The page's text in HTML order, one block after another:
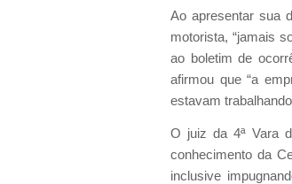
Ao apresentar sua
motorista, “jamais
ao boletim de
afirmou que “a
estavam
O juiz da 4ª Vara
conhecimento da
inclusive